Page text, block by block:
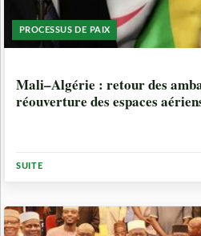
PROCESSUS DE PAIX
Mali–Algérie : retour des
réouverture des espaces
SUITE